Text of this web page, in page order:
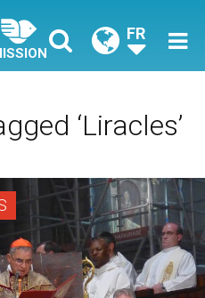
FR
‘liracles’